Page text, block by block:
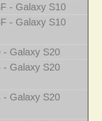
- Galaxy S10
- Galaxy S10
- Galaxy S20
- Galaxy S20
- Galaxy S20